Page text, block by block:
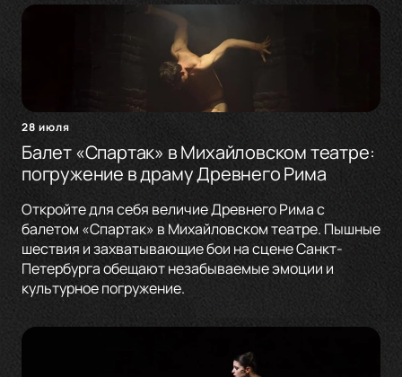
28 июля
Балет «Спартак» в Михайловском театре:
погружение в драму Древнего Рима
Откройте для себя величие Древнего Рима с
балетом «Спартак» в Михайловском театре. Пышные
шествия и захватывающие бои на сцене Санкт-
Петербурга обещают незабываемые эмоции и
культурное погружение.